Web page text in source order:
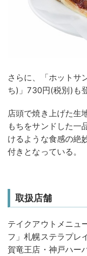
さらに、「ホットサ
ち)」730円(税別)も
店頭で焼き上げた生
もちをサンドした一
けるような食感の絶
付きとなっている。
取扱店舗
テイクアウトメニュ
フ」札幌ステラプレ
賀竜王店・神戸ハー